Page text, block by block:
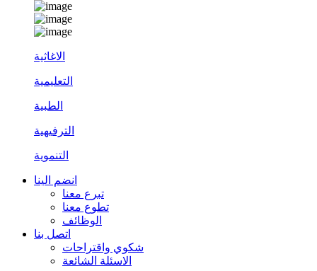
الاغاثية
التعليمية
الطبية
الترفيهية
التنموية
انضم الينا
تبرع معنا
تطوع معنا
الوظائف
اتصل بنا
شكوي واقتراحات
الاسئلة الشائعة